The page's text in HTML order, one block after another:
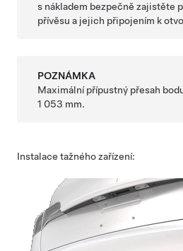
s nákladem bezpečně zajistěte
přívěsu a jejich připojením k
POZNÁMKA
Maximální přípustný přesah
1 053 mm.
Instalace tažného zařízení: